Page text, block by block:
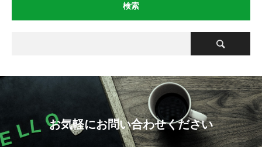
検索
お気軽にお問い合わせください